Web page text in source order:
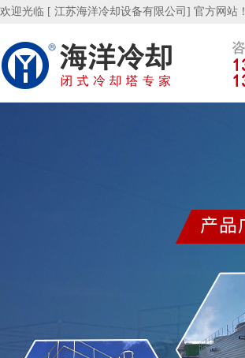
欢迎光临 [ 江苏海洋冷却设备有限公司] 官方网站！